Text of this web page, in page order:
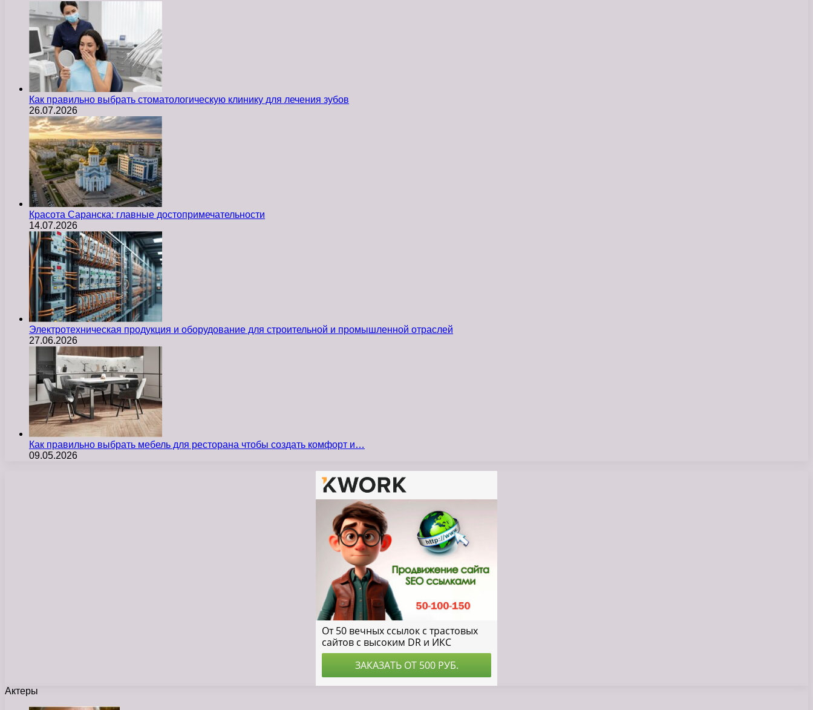
Как правильно выбрать стоматологическую клинику для лечения зубов
26.07.2026
Красота Саранска: главные достопримечательности
14.07.2026
Электротехническая продукция и оборудование для строительной и промышленной отраслей
27.06.2026
Как правильно выбрать мебель для ресторана чтобы создать комфорт и…
09.05.2026
Актеры